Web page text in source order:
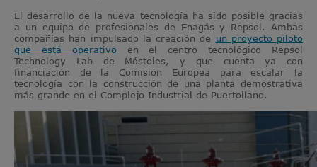
El desarrollo de la nueva tecnología ha sido posible gracias
a un equipo de profesionales de Enagás y Repsol. Ambas
compañías han impulsado la creación de un proyecto piloto
que está operativo en el centro tecnológico Repsol
Technology Lab de Móstoles, y que cuenta ya con
financiación de la Comisión Europea para escalar la
tecnología con la construcción de una planta demostrativa
más grande en el Complejo Industrial de Puertollano.